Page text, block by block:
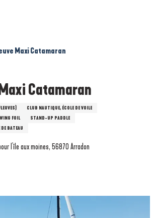
Maxi Catamaran
Catamaran
CLUB NAUTIQUE, ÉCOLE DE VOILE
FOIL
STAND-UP PADDLE
BATEAU
l'île aux moines, 56870 Arradon
favoris